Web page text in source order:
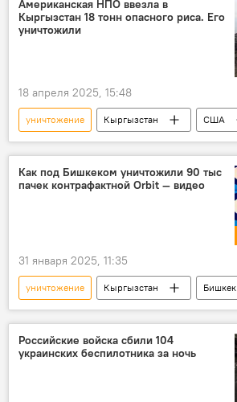
танки
танк "Abrams"
ВСУ
Американская НПО ввезла в
Кыргызстан 18 тонн опасного риса. Его
уничтожили
18 апреля 2025, 15:48
уничтожение Кыргызстан
США
рис
груз
ввоз
сельское хозяйство
Как под Бишкеком уничтожили 90 тыс
пачек контрафактной Orbit — видео
31 января 2025, 11:35
уничтожение Кыргызстан
Бишкек
жвачка
контрафакт
видео
Государственная налоговая служба
Российские войска сбили 104
украинских беспилотника за ночь